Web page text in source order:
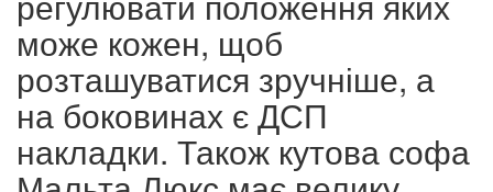
може кожен, щоб
розташуватися зручніше, а
на боковинах є ДСП
накладки. Також кутова софа